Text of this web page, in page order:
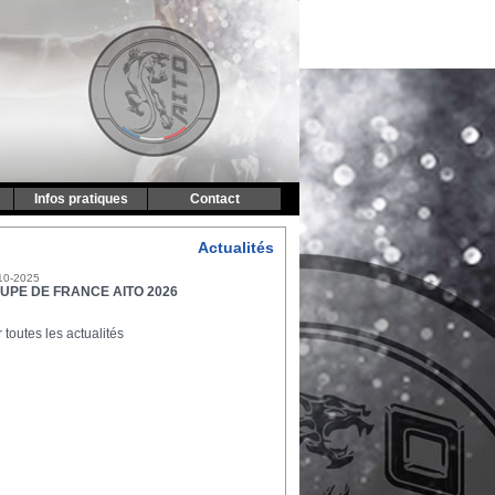
Infos pratiques Contact
Actualités
2025
DE FRANCE AITO 2026
toutes les actualités